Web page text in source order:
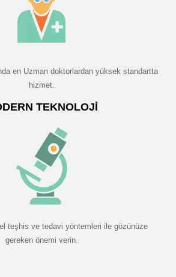
en Uzman doktorlardan yüksek standartta
hizmet.
TEKNOLOJI
teşhis ve tedavi yöntemleri ile gözünüze
gereken önemi verin.